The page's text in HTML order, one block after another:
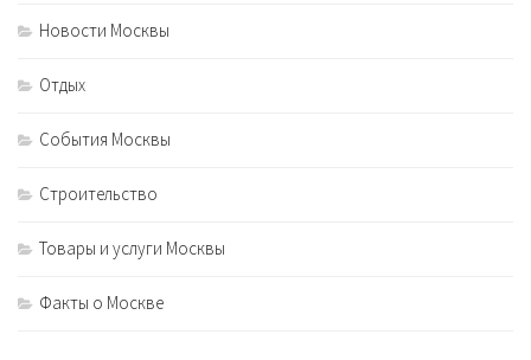
Новости Москвы
Отдых
События Москвы
Строительство
Товары и услуги Москвы
Факты о Москве